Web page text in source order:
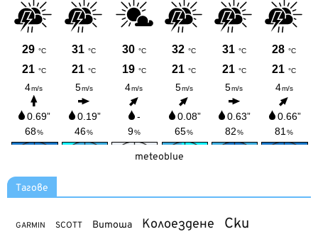
meteoblue
Тагове
GARMIN SCOTT Витоша Колоездене Ски